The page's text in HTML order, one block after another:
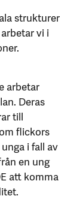
strukturer
vi i
arbetar
Deras
till
flickors
i fall av
en ung
att komma